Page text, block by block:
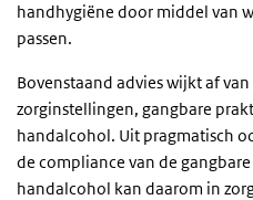
handhygiëne door middel van
passen.
Bovenstaand advies wijkt af
zorginstellingen, gangbare
handalcohol. Uit pragmatisch
de compliance van de
handalcohol kan daarom in